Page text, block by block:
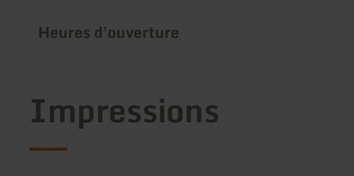
Heures d'ouverture
Impressions